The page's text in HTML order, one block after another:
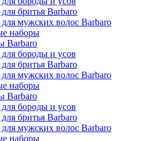
бритья Barbaro
мужских волос Barbaro
наборы
Barbaro
бороды и усов
бритья Barbaro
мужских волос Barbaro
наборы
Barbaro
бороды и усов
бритья Barbaro
мужских волос Barbaro
наборы